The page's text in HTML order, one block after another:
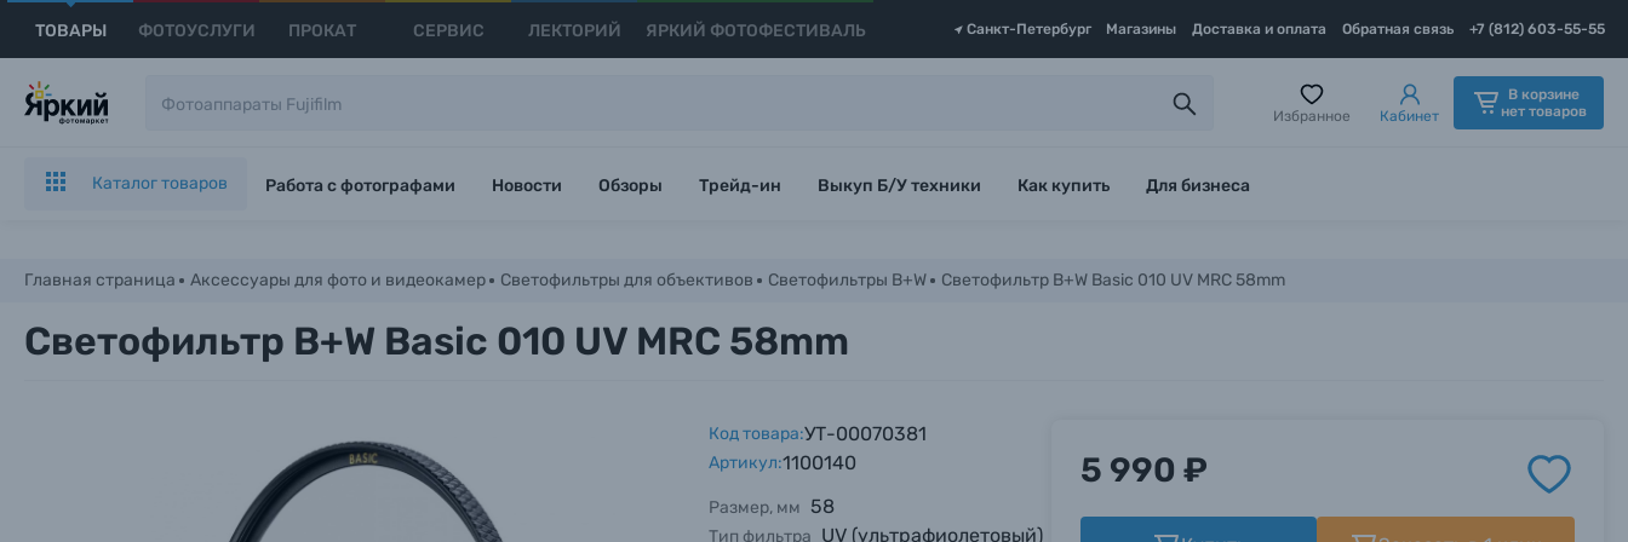
ТОВАРЫ ФОТОУСЛУГИ ПРОКАТ СЕРВИС ЛЕКТОРИЙ ЯРКИЙ ФОТОФЕСТИВАЛЬ Санкт-Петербург Магазины Доставка и оплата Обратная связь +7 (812) 603-55-55
Избранное Кабинет
В корзине
нет товаров
Каталог товаров Работа с фотографами Новости Обзоры Трейд-ин Выкуп Б/У техники Как купить Для бизнеса
Главная страница Аксессуары для фото и видеокамер Светофильтры для объективов Светофильтры B+W Светофильтр B+W Basic 010 UV MRC 58mm
Светофильтр B+W Basic 010 UV MRC 58mm
Код товара:УТ-00070381
Артикул:1100140
Размер, мм 58
Тип фильтра UV (ультрафиолетовый)
5 990 ₽